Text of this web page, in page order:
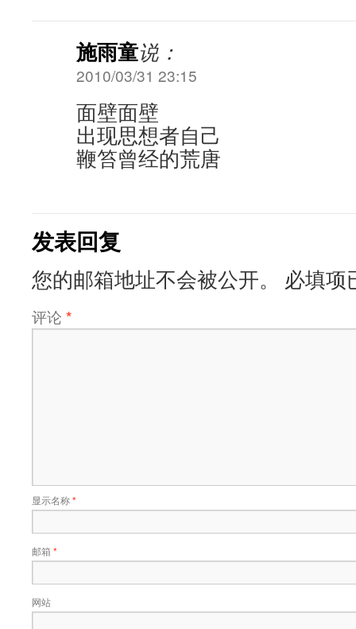
施雨童说：
2010/03/31 23:15
面壁面壁
出现思想者自己
鞭笞曾经的荒唐
发表回复
您的邮箱地址不会被公开。 必填项
评论 *
显示名称*
邮箱 *
网站